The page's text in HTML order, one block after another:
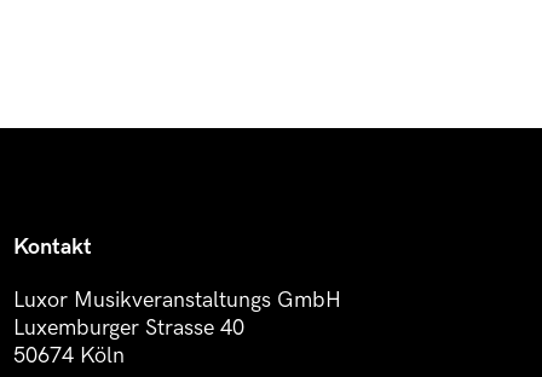
Kontakt
Luxor Musikveranstaltungs GmbH
Luxemburger Strasse 40
50674 Köln